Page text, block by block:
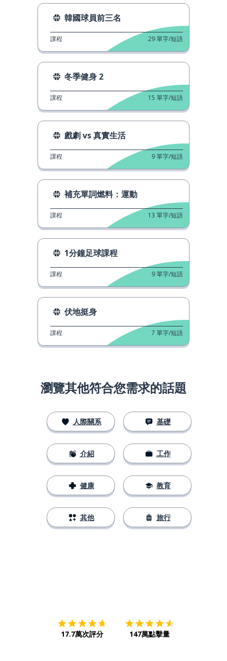
韓國球員前三名
課程 29單字/短語
冬季健身 2
課程 15 單字/短語
戲劇 vs 真實生活
課程 9單字/短語
補充單詞燃料：運動
課程 13 單字/短語
1分鐘足球課程
課程 9單字/短語
伏地挺身
課程 7 單字/短語
瀏覽其他符合您需求的話題
人際關系
介紹
健康
其他
基礎
工作
教育
旅行
17.7萬次評分 147萬點擊量